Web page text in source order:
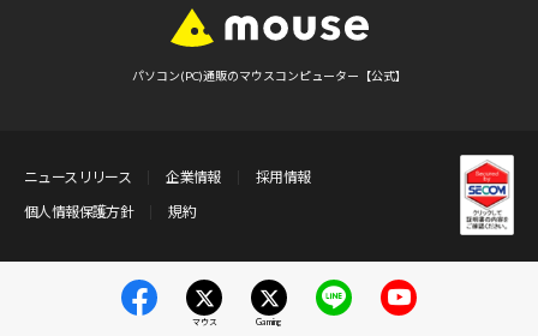
パソコン(PC)通販のマウスコンピューター【公式】
ニュースリリース 企業情報
採用情報
個人情報保護方針
規約
マウス Gaming